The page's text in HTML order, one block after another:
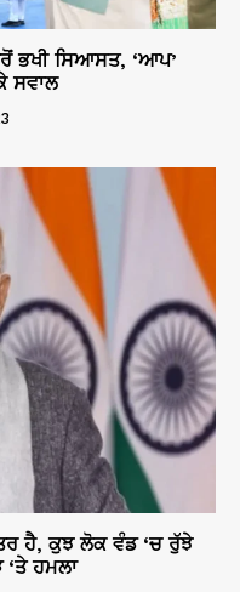
ਭਖੀ ਸਿਆਸਤ, ‘ਆਪ’
ਸਵਾਲ
ਹੈ, ਕੁਝ ਲੋਕ ਵੰਡ ‘ਚ ਰੁੱਝੇ
‘ਤੇ ਹਮਲਾ